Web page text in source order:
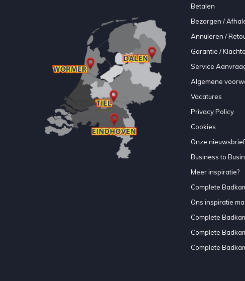
Betalen
Bezorgen /
Annuleren /
Garantie /
Service
Algemene
Vacatures
Privacy Policy
Cookies
Onze nieuwsbrief
Business to
Meer inspiratie?
Complete
Ons inspiratie
Complete
Complete
Complete